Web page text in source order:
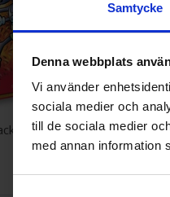
Samtycke
Denna webbplats
Vi använder
sociala medier och
till de sociala medier
med annan information
Brädspel
Väntas in: